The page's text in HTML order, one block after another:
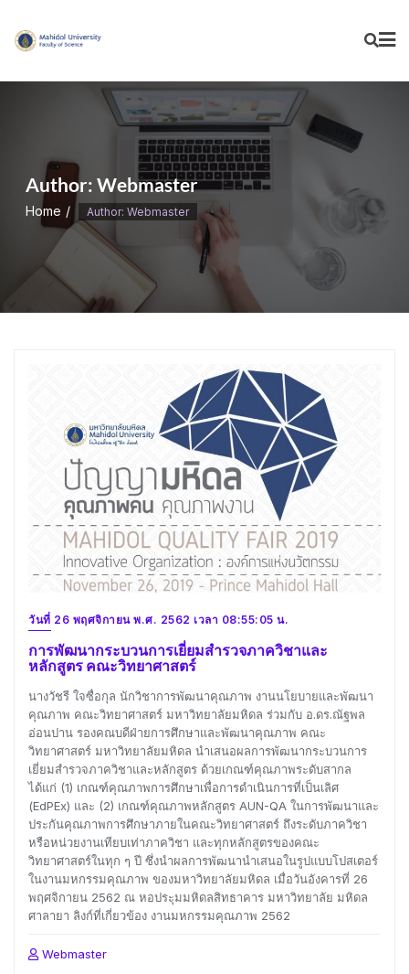
content
Author: Webmaster
Home Author: Webmaster
วันที่ 26 พฤศจิกายน พ.ศ. 2562 เวลา 08:55:05 น.
การพัฒนากระบวนการเยี่ยมสำรวจภาควิชาและ
หลักสูตร คณะวิทยาศาสตร์
นางวัชรี ใจซื่อกุล นักวิชาการพัฒนาคุณภาพ งานนโยบายและพัฒนา
คุณภาพ คณะวิทยาศาสตร์ มหาวิทยาลัยมหิดล ร่วมกับ อ.ดร.ณัฐพล
อ่อนปาน รองคณบดีฝ่ายการศึกษาและพัฒนาคุณภาพ คณะ
วิทยาศาสตร์ มหาวิทยาลัยมหิดล นำเสนอผลการพัฒนากระบวนการ
เยี่ยมสำรวจภาควิชาและหลักสูตร ด้วยเกณฑ์คุณภาพระดับสากล
ได้แก่ (1) เกณฑ์คุณภาพการศึกษาเพื่อการดำเนินการที่เป็นเลิศ
(EdPEx) และ (2) เกณฑ์คุณภาพหลักสูตร AUN-QA ในการพัฒนาและ
ประกันคุณภาพการศึกษาภายในคณะวิทยาศาสตร์ ถึงระดับภาควิชา
หรือหน่วยงานเทียบเท่าภาควิชา และทุกหลักสูตรของคณะ
วิทยาศาสตร์ในทุก ๆ ปี ซึ่งนำผลการพัฒนานำเสนอในรูปแบบโปสเตอร์
ในงานมหกรรมคุณภาพ ของมหาวิทยาลัยมหิดล เมื่อวันอังคารที่ 26
พฤศจิกายน 2562 ณ หอประุมมหิดลสิทธาคาร มหาวิทยาลัย มหิดล
ศาลายา ลิงก์ที่เกี่ยวข้อง งานมหกรรมคุณภาพ 2562
Webmaster